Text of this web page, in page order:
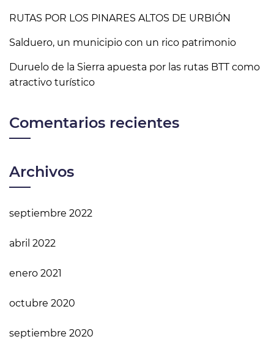
RUTAS POR LOS PINARES ALTOS DE URBIÓN
Salduero, un municipio con un rico patrimonio
Duruelo de la Sierra apuesta por las rutas BTT como
atractivo turístico
Comentarios recientes
Archivos
septiembre 2022
abril 2022
enero 2021
octubre 2020
septiembre 2020